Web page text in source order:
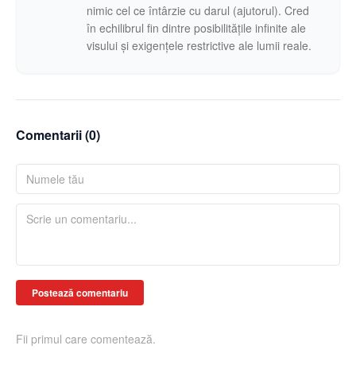
nimic cel ce întârzie cu darul (ajutorul). Cred
în echilibrul fin dintre posibilitățile infinite ale
visului și exigențele restrictive ale lumii reale.
Comentarii (0)
Postează comentariu
Fii primul care comentează.